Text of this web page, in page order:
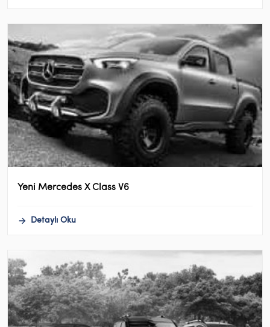
Yeni Mercedes X Class V6
Detaylı Oku